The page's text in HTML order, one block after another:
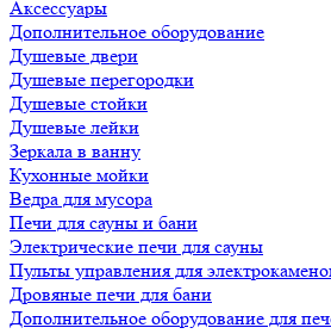
Аксессуары
Дополнительное оборудование
Душевые двери
Душевые перегородки
Душевые стойки
Душевые лейки
Зеркала в ванну
Кухонные мойки
Ведра для мусора
Печи для сауны и бани
Электрические печи для сауны
Пульты управления для
Дровяные печи для бани
Дополнительное оборудование для